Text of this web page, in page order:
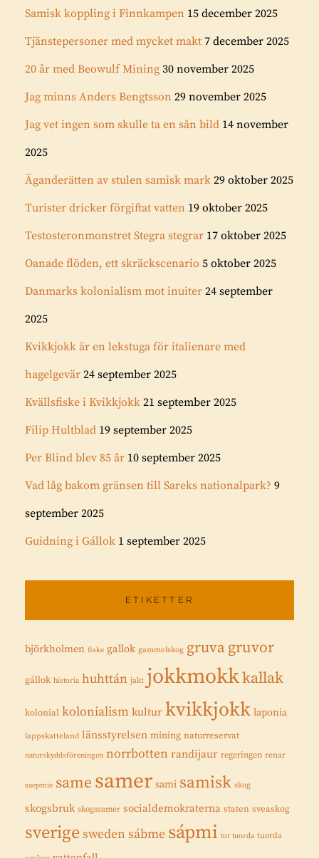
Samisk koppling i Finnkampen 15 december 2025
Tjänstepersoner med mycket makt 7 december 2025
20 år med Beowulf Mining 30 november 2025
Jag minns Anders Bengtsson 29 november 2025
Jag vet ingen som skulle ta en sån bild 14 november
2025
Äganderätten av stulen samisk mark 29 oktober 2025
Turister dricker förgiftat vatten 19 oktober 2025
Testosteronmonstret Stegra stegrar 17 oktober 2025
Oanade flöden, ett skräckscenario 5 oktober 2025
Danmarks kolonialism mot inuiter 24 september
2025
Kvikkjokk är en lekstuga för italienare med
hagelgevär 24 september 2025
Kvällsfiske i Kvikkjokk 21 september 2025
Filip Hultblad 19 september 2025
Per Blind blev 85 år 10 september 2025
Vad låg bakom gränsen till Sareks nationalpark? 9
september 2025
Guidning i Gállok 1 september 2025
ETIKETTER
björkholmen fiske gallok gammelskog gruvagruvor
gállok historia huhttán jakt jokkmokkkallak
kolonial kolonialism kultur kvikkjokk laponia
lappskatteland länsstyrelsen mining naturreservat
naturskyddsföreningen norrbotten randijaur regeringen renar
saepmie same samer sami samisk skog
skogsbruk skogssamer socialdemokraterna staten sveaskog
sverige sweden sábme sápmi tor tuorda tuorda